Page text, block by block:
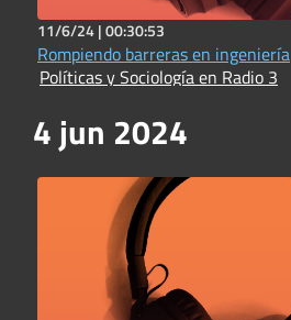
11/6/24 |00:30:53
Rompiendo barreras en ingeniería
Políticas y Sociología en Radio 3
4 jun 2024